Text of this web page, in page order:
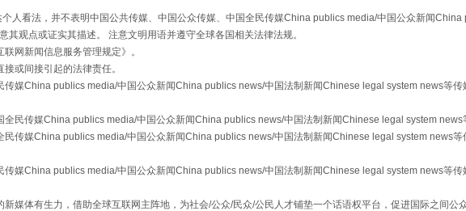
人看法，并不表明中国公共传媒、中国公众传媒、中国全民传媒China publics media/中国公众新闻
观点或证实其描述。 注意文明用语并遵守全球各国相关法律法规。
联网新闻信息服务管理规定》。
或间接引起的法律责任。
传媒China publics media/中国公众新闻China publics news/中国法制新闻Chinese legal system news等传
全民传媒China publics media/中国公众新闻China publics news/中国法制新闻Chinese legal system news
民传媒China publics media/中国公众新闻China publics news/中国法制新闻Chinese legal system news等
传媒China publics media/中国公众新闻China publics news/中国法制新闻Chinese legal system news等传
媒体有生力，借助全球互联网主阵地，为社会/公众/民众/公民人才铺垫一个话语权平台，促进国际之间公